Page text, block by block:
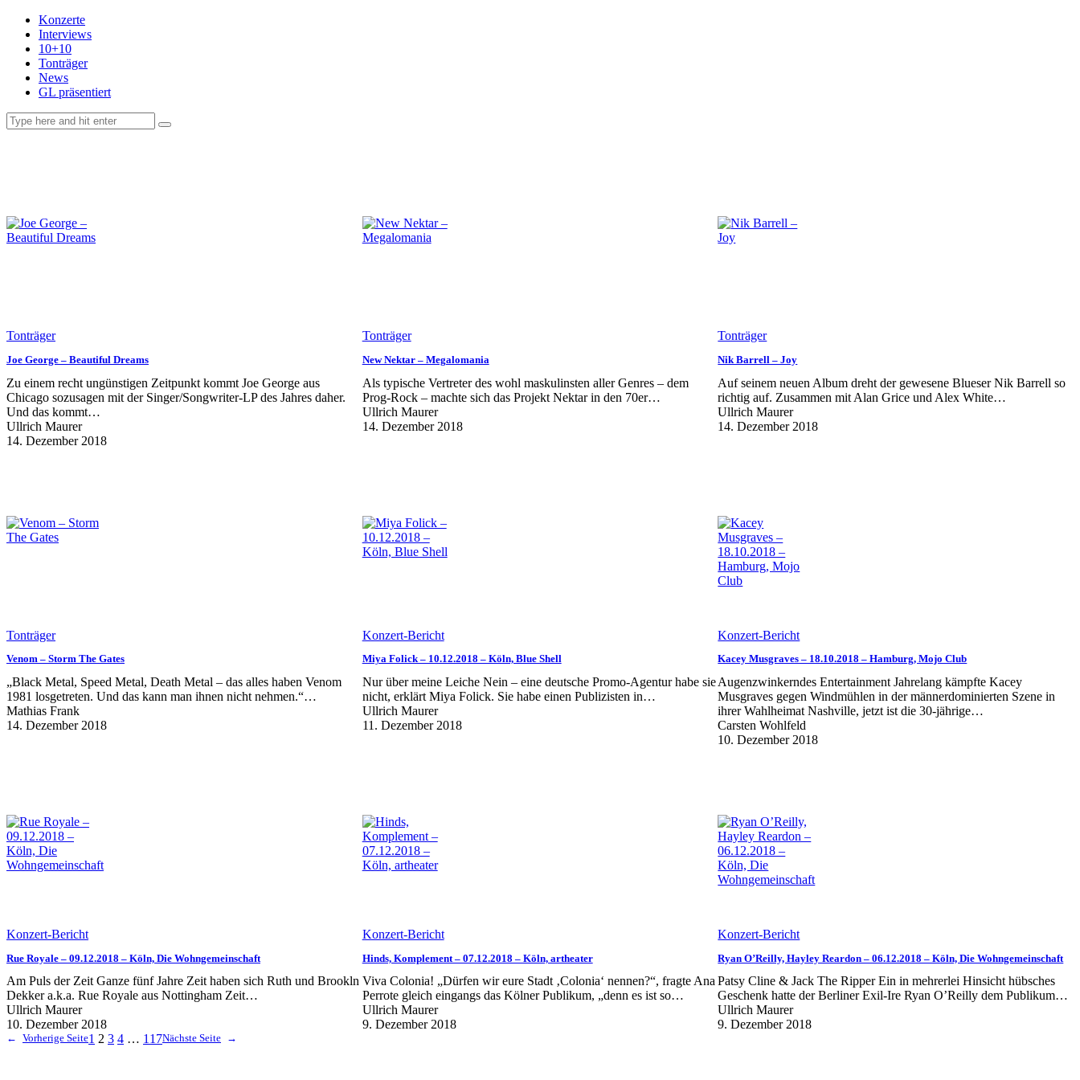
Konzerte
Interviews
10+10
Tonträger
News
GL präsentiert
Tonträger
Joe George – Beautiful Dreams
Zu einem recht ungünstigen Zeitpunkt kommt Joe George aus
Chicago sozusagen mit der Singer/Songwriter-LP des Jahres daher.
Und das kommt…
Ullrich Maurer
14. Dezember 2018
Tonträger
New Nektar – Megalomania
Als typische Vertreter des wohl maskulinsten aller Genres – dem
Prog-Rock – machte sich das Projekt Nektar in den 70er…
Ullrich Maurer
14. Dezember 2018
Tonträger
Nik Barrell – Joy
Auf seinem neuen Album dreht der gewesene Blueser Nik Barrell so
richtig auf. Zusammen mit Alan Grice und Alex White…
Ullrich Maurer
14. Dezember 2018
Tonträger
Venom – Storm The Gates
„Black Metal, Speed Metal, Death Metal – das alles haben Venom
1981 losgetreten. Und das kann man ihnen nicht nehmen.“…
Mathias Frank
14. Dezember 2018
Konzert-Bericht
Miya Folick – 10.12.2018 – Köln, Blue Shell
Nur über meine Leiche Nein – eine deutsche Promo-Agentur habe sie
nicht, erklärt Miya Folick. Sie habe einen Publizisten in…
Ullrich Maurer
11. Dezember 2018
Konzert-Bericht
Kacey Musgraves – 18.10.2018 – Hamburg, Mojo Club
Augenzwinkerndes Entertainment Jahrelang kämpfte Kacey
Musgraves gegen Windmühlen in der männerdominierten Szene in
ihrer Wahlheimat Nashville, jetzt ist die 30-jährige…
Carsten Wohlfeld
10. Dezember 2018
Konzert-Bericht
Rue Royale – 09.12.2018 – Köln, Die Wohngemeinschaft
Am Puls der Zeit Ganze fünf Jahre Zeit haben sich Ruth und Brookln
Dekker a.k.a. Rue Royale aus Nottingham Zeit…
Ullrich Maurer
10. Dezember 2018
Konzert-Bericht
Hinds, Komplement – 07.12.2018 – Köln, artheater
Viva Colonia! „Dürfen wir eure Stadt ‚Colonia‘ nennen?“, fragte Ana
Perrote gleich eingangs das Kölner Publikum, „denn es ist so…
Ullrich Maurer
9. Dezember 2018
Konzert-Bericht
Ryan O’Reilly, Hayley Reardon – 06.12.2018 – Köln, Die Wohngemeinschaft
Patsy Cline & Jack The Ripper Ein in mehrerlei Hinsicht hübsches
Geschenk hatte der Berliner Exil-Ire Ryan O’Reilly dem Publikum…
Ullrich Maurer
9. Dezember 2018
← Vorherige Seite1 2 3 4 … 117Nächste Seite →